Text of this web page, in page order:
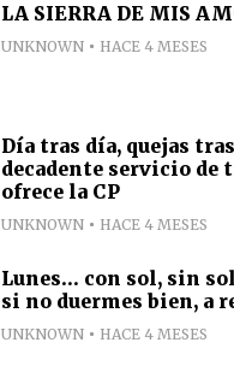
LA SIERRA DE MIS
UNKNOWN HACE 4 MESES
Día tras día, quejas
decadente servicio de
ofrece la CP
UNKNOWN HACE 4 MESES
Lunes... con sol, sin
si no duermes bien, a
UNKNOWN HACE 4 MESES